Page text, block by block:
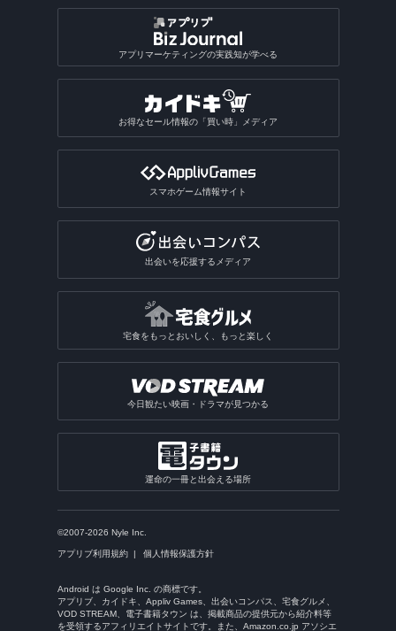
アプリマーケティングの実践知が学べる
お得なセール情報の「買い時」メディア
スマホゲーム情報サイト
出会いを応援するメディア
宅食をもっとおいしく、もっと楽しく
今日観たい映画・ドラマが見つかる
運命の一冊と出会える場所
©2007-2026 Nyle Inc.
アプリブ利用規約 個人情報保護方針
Android は Google Inc. の商標です。
アプリブ、カイドキ、Appliv Games、出会いコンパス、宅食グルメ、
VOD STREAM、電子書籍タウン は、掲載商品の提供元から紹介料等
を受領するアフィリエイトサイトです。また、Amazon.co.jp アソシエ